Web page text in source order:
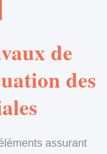
de
des
assurant